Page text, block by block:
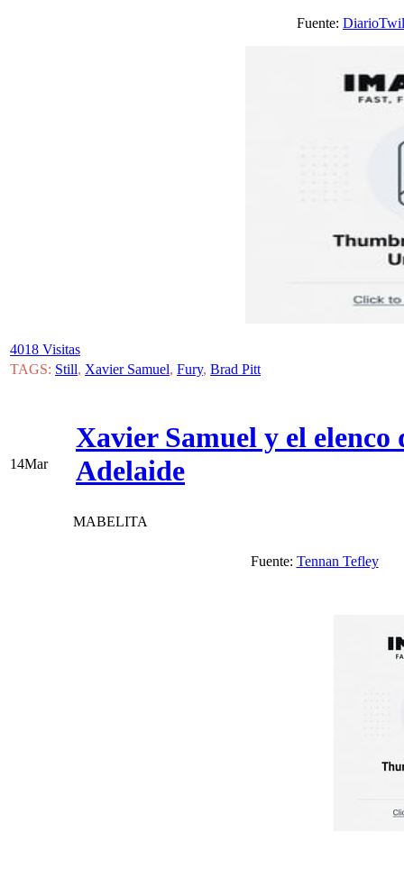
Fuente:
4018 Visitas
TAGS: Still, Xavier Samuel, Fury, Brad Pitt
14Mar
Xavier Samuel y el
Adelaide
MABELITA
Fuente: Tennan Tefley